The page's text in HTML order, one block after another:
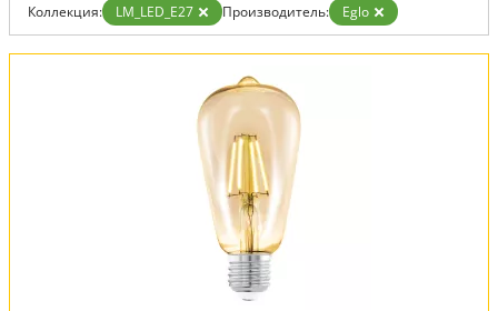
Коллекция: LM_LED_E27 Производитель: Eglo